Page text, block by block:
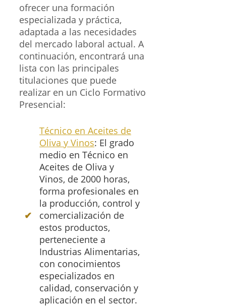
ofrecer una formación
especializada y práctica,
adaptada a las necesidades
del mercado laboral actual. A
continuación, encontrará una
lista con las principales
titulaciones que puede
realizar en un Ciclo Formativo
Presencial:
Técnico en Aceites de
Oliva y Vinos: El grado
medio en Técnico en
Aceites de Oliva y
Vinos, de 2000 horas,
forma profesionales en
la producción, control y
comercialización de
estos productos,
perteneciente a
Industrias Alimentarias,
con conocimientos
especializados en
calidad, conservación y
aplicación en el sector.